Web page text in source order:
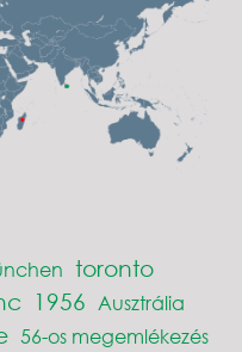
toronto
1956 Ausztrália
56-os megemlékezés